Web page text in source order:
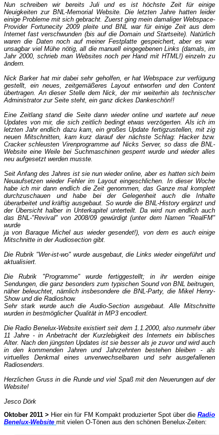
Nun schreiben wir bereits Juli und es ist höchste Zeit für einige
Neuigkeiten zur BNL-Memorial Website. Die letzten Jahre hatten leider
einige Probleme mit sich gebracht. Zuerst ging mein damaliger Webspace-
Provider Fortunecity 2009 pleite und BNL war für einige Zeit aus dem
Internet fast verschwunden (bis auf die Domain und Startseite). Natürlich
waren die Daten noch auf meiner Festplatte gespeichert, aber es war
unsagbar viel Mühe nötig, all die manuell eingegebenen Links (damals, im
Jahr 2000, schrieb man Websites noch per Hand mit HTML!) einzeln zu
ändern.
Nick Barker hat mir dabei sehr geholfen, er hat Webspace zur verfügung
gestellt, ein neues, zeitgemäßeres Layout entworfen und den Content
übertragen. An dieser Stelle dem Nick, der mir weiterhin als technischer
Administrator zur Seite steht, ein ganz dickes Dankeschön!!
Eine Zeitlang stand die Seite dann wieder online und wartete auf neue
Updates von mir, die sich zeitlich bedingt etwas verzögerten. Als ich im
letzten Jahr endlich dazu kam, ein großes Update fertigzustellen, mit zig
neuen Mitschnitten, kam kurz darauf der nächste Schlag: Hacker bzw.
Cracker schleusten Virenprogramme auf Nicks Server, so dass die BNL-
Website eine Weile bei Suchmaschinen gesperrt wurde und wieder alles
neu aufgesetzt werden musste.
Seit Anfang des Jahres ist sie nun wieder online, aber es hatten sich beim
Neuaufsetzen wieder Fehler im Layout eingeschlichen. In dieser Woche
habe ich mir dann endlich die Zeit genommen, das Ganze mal komplett
durchzuschauen und habe bei der Gelegenheit auch die Inhalte
überarbeitet und kräftig ausgebaut. So wurde die BNL-History ergänzt und
der Übersicht halber in Unterkapitel unterteilt. Da wird nun endlich auch
das BNL-"Revival" von 2008/09 gewürdigt (unter dem Namen "RealFM"
wurde
ja von Baraque Michel aus wieder gesendet!), von dem es auch einige
Mitschnitte in der Audiosection gibt.
Die Rubrik "Wer-ist-wo" wurde ausgebaut, die Links wieder eingeführt und
aktualisiert.
Die Rubrik "Programme" wurde fertiggestellt; in ihr werden einige
Sendungen, die ganz besonders zum typischen Sound von BNL beitrugen,
näher beleuchtet, nämlich insbesondere die BNL-Party, die Mikel Henry-
Show und die Radioshow.
Sehr stark wurde auch die Audio-Section ausgebaut. Alle Mitschnitte
wurden in bestmöglicher Qualität in MP3 encodiert.
Die Radio Benelux-Website existiert seit dem 1.1.2000, also nunmehr über
11 Jahre - in Anbetracht der Kurzlebigkeit des Internets ein biblisches
Alter. Nach den jüngsten Updates ist sie besser als je zuvor und wird auch
in den kommenden Jahren und Jahrzehnten bestehen bleiben - als
virtuelles Denkmal eines unverwechselbaren und sehr ausgefallenen
Radiosenders.
Herzlichen Gruss in die Runde und viel Spaß mit den Neuerungen auf der
Website!
Jesco Dörk
Oktober 2011 > Hier ein für FM Kompakt produzierter Spot über dieRadio
Benelux-Website mit vielen O-Tönen aus den schönen Benelux-Zeiten: